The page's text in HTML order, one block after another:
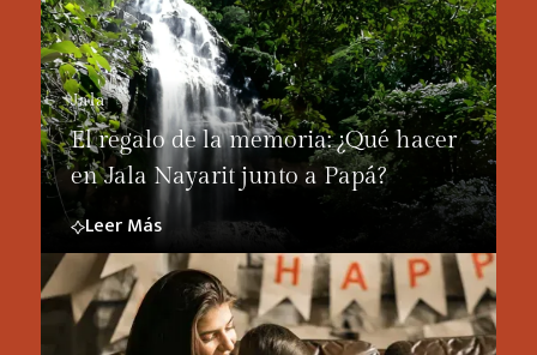
Jala
El regalo de la memoria: ¿Qué hacer
en Jala Nayarit junto a Papá?
Leer Más